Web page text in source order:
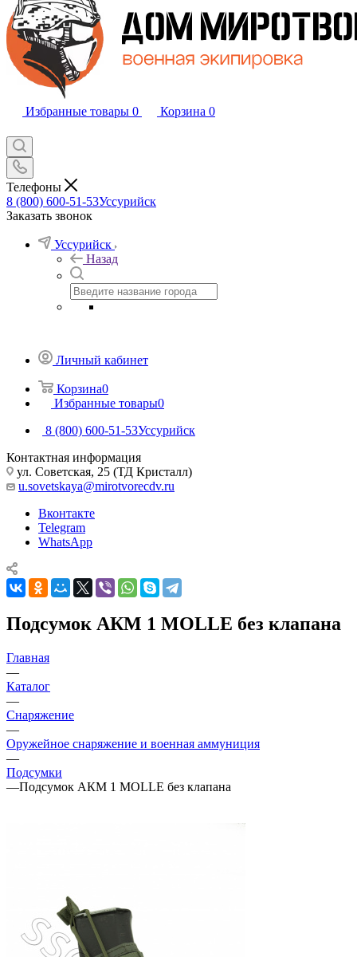
Избранные товары 0 Корзина 0
Телефоны
8 (800) 600-51-53Уссурийск
Заказать звонок
Уссурийск
Назад
Личный кабинет
Корзина0
Избранные товары0
8 (800) 600-51-53Уссурийск
Контактная информация
ул. Советская, 25 (ТД Кристалл)
u.sovetskaya@mirotvorecdv.ru
Вконтакте
Telegram
WhatsApp
Подсумок АКМ 1 MOLLE без клапана
Главная
—
Каталог
—
Снаряжение
—
Оружейное снаряжение и военная аммуниция
—
Подсумки
—Подсумок АКМ 1 MOLLE без клапана